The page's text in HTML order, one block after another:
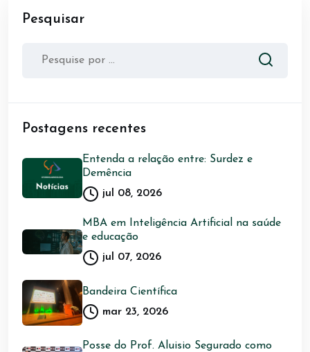
Pesquisar
Postagens recentes
Entenda a relação entre: Surdez e
Demência
jul 08, 2026
MBA em Inteligência Artificial na saúde
e educação
jul 07, 2026
Bandeira Científica
mar 23, 2026
Posse do Prof. Aluisio Segurado como